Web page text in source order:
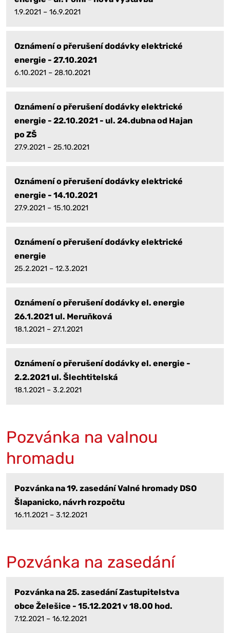
1.9.2021 – 16.9.2021
Oznámení o přerušení dodávky elektrické
energie - 27.10.2021
6.10.2021 – 28.10.2021
Oznámení o přerušení dodávky elektrické
energie - 22.10.2021 - ul. 24.dubna od Hajan
po ZŠ
27.9.2021 – 25.10.2021
Oznámení o přerušení dodávky elektrické
energie - 14.10.2021
27.9.2021 – 15.10.2021
Oznámení o přerušení dodávky elektrické
energie
25.2.2021 – 12.3.2021
Oznámení o přerušení dodávky el. energie
26.1.2021 ul. Meruňková
18.1.2021 – 27.1.2021
Oznámení o přerušení dodávky el. energie -
2.2.2021 ul. Šlechtitelská
18.1.2021 – 3.2.2021
Pozvánka na valnou
hromadu
Pozvánka na 19. zasedání Valné hromady DSO
Šlapanicko, návrh rozpočtu
16.11.2021 – 3.12.2021
Pozvánka na zasedání
Pozvánka na 25. zasedání Zastupitelstva
obce Želešice - 15.12.2021 v 18.00 hod.
7.12.2021 – 16.12.2021